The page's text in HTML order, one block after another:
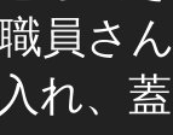
員さ
れ、